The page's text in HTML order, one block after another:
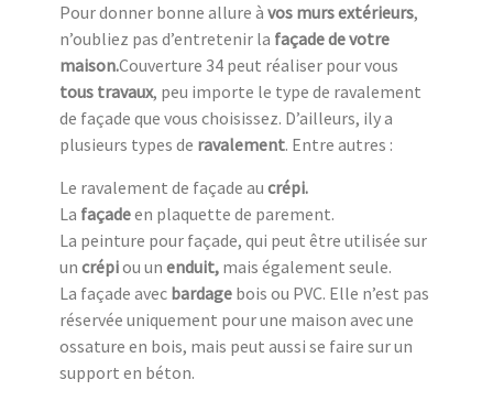
Pour donner bonne allure à vos murs extérieurs,
n’oubliez pas d’entretenir la façade de votre
maison.Couverture 34 peut réaliser pour vous
tous travaux, peu importe le type de ravalement
de façade que vous choisissez. D’ailleurs, ily a
plusieurs types de ravalement. Entre autres :
Le ravalement de façade au crépi.
La façadeen plaquette de parement.
La peinture pour façade, qui peut être utilisée sur
un crépiou un enduit, mais également seule.
La façade avec bardage bois ou PVC. Elle n’est pas
réservée uniquement pour une maison avec une
ossature en bois, mais peut aussi se faire sur un
support en béton.